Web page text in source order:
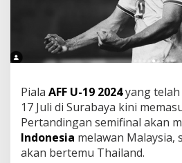
Piala AFF U-19 2024yang telah
17 Juli di Surabaya kini
Pertandingan semifinal akan
Indonesia melawan Malaysia,
akan bertemu Thailand.